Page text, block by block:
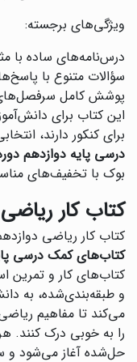
ویژگی‌های برجسته:
درس‌نامه‌های ساده با
سؤالات متنوع با
پوشش کامل
این کتاب برای
برای کنکور دارند،
درسی پایه دوازدهم
بوک با تخفیف‌های
کتاب کار
کتاب کار ریاضی
کتاب‌های کمک درسی
کتاب‌های کار و تمرین
و طبقه‌بندی‌شده، به
می‌کند تا مفاهیم
را به خوبی درک کنند.
حل‌شده آغاز می‌شود و